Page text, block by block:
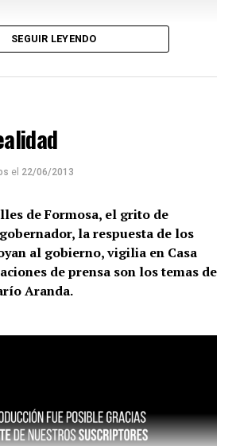
SEGUIR LEYENDO
el 22/06/2013
de Formosa, el grito de
la respuesta de los
al gobierno, vigilia en Casa
de prensa son los temas de
Aranda.